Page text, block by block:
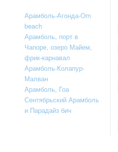
Арамболь-Агонда-Om
beach
Арамболь, порт в
Чапоре, озеро Майем,
фрик-карнавал
Арамболь-Колапур-
Малван
Арамболь, Гоа
Сентябрьский Арамболь
и Парадайз бич